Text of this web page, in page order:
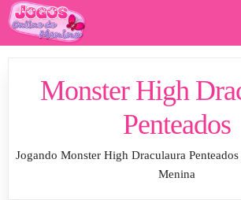
Monster High
Penteados
Jogando Monster High Draculaura
Menina